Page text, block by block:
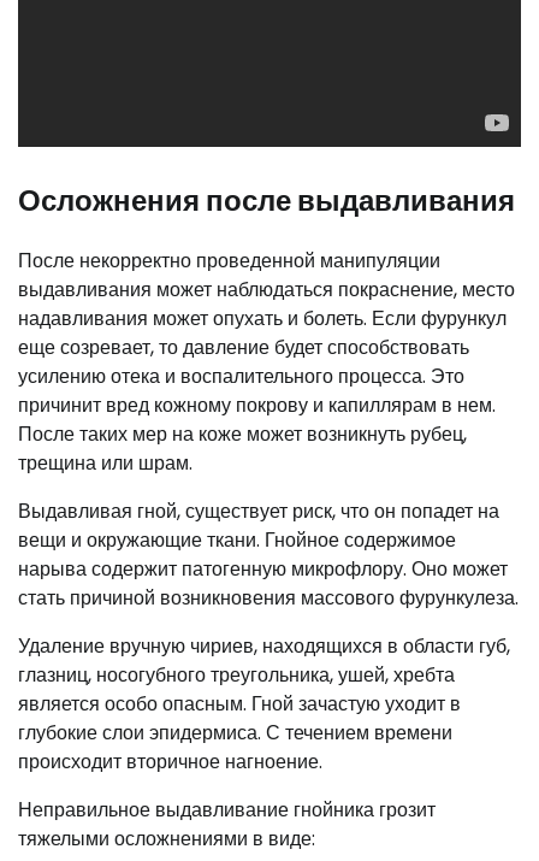
Осложнения после выдавливания
После некорректно проведенной манипуляции
выдавливания может наблюдаться покраснение, место
надавливания может опухать и болеть. Если фурункул
еще созревает, то давление будет способствовать
усилению отека и воспалительного процесса. Это
причинит вред кожному покрову и капиллярам в нем.
После таких мер на коже может возникнуть рубец,
трещина или шрам.
Выдавливая гной, существует риск, что он попадет на
вещи и окружающие ткани. Гнойное содержимое
нарыва содержит патогенную микрофлору. Оно может
стать причиной возникновения массового фурункулеза.
Удаление вручную чириев, находящихся в области губ,
глазниц, носогубного треугольника, ушей, хребта
является особо опасным. Гной зачастую уходит в
глубокие слои эпидермиса. С течением времени
происходит вторичное нагноение.
Неправильное выдавливание гнойника грозит
тяжелыми осложнениями в виде: